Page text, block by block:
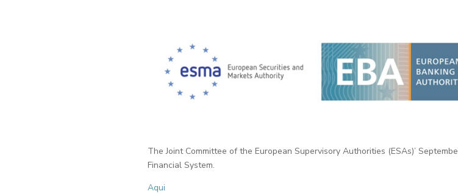
The Joint Committee of the European Supervisory Authorities (ESAs)’
Financial System.
Aqui